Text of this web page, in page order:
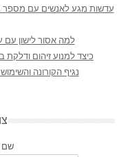
עדשות מגע לאנשים עם מספר
למה אסור לישון
כיצד למנוע זיהום
נגיף הקורונה
שם